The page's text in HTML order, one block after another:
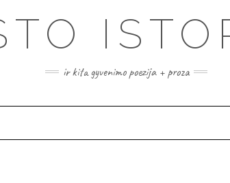
ir kita gyvenimo poezija + proza